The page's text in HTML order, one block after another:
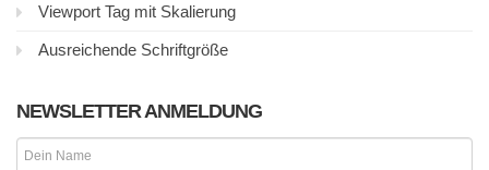
Viewport Tag mit Skalierung
Ausreichende Schriftgröße
NEWSLETTER ANMELDUNG